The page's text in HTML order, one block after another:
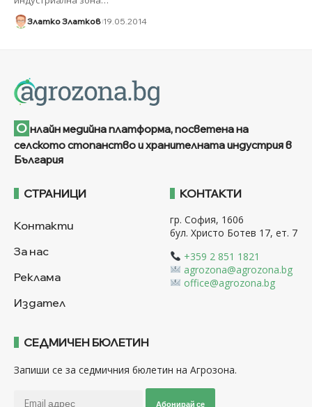
Златко Златков 19.05.2014
О нлайн медийна платформа, посветена на
селското стопанство и хранителната индустрия в
България
СТРАНИЦИ
Контакти
За нас
Реклама
Издател
КОНТАКТИ
гр. София, 1606
бул. Христо Ботев 17, ет. 7
+359 2 851 1821
agrozona@agrozona.bg
office@agrozona.bg
СЕДМИЧЕН БЮЛЕТИН
Запиши се за седмичния бюлетин на Агрозона.
Абонирай се